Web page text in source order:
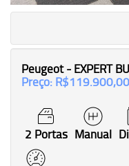
Peugeot - EXPERT
Preço: R$119.900,00
2 Portas Manual